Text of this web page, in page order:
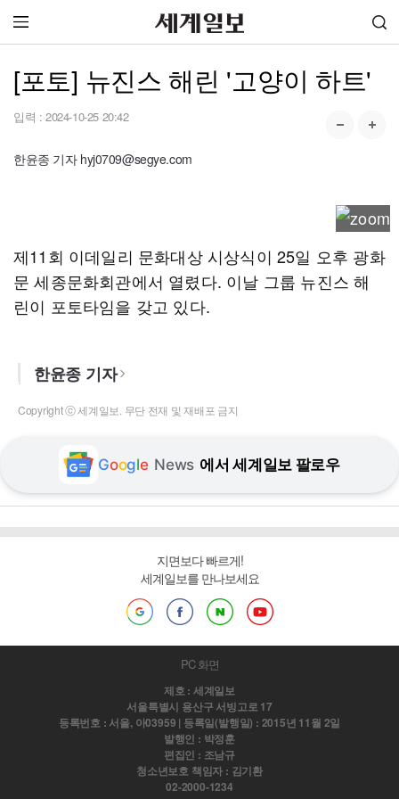
[포토] 뉴진스 해린 '고양이 하트'
입력 : 2024-10-25 20:42
한윤종 기자 hyj0709@segye.com
제11회 이데일리 문화대상 시상식이 25일 오후 광화
문 세종문화회관에서 열렸다. 이날 그룹 뉴진스 해
린이 포토타임을 갖고 있다.
한윤종 기자
Copyright ⓒ 세계일보. 무단 전재 및 재배포 금지
Google News 에서 세계일보 팔로우
지면보다 빠르게!
세계일보를 만나보세요
PC 화면
제호 : 세계일보
서울특별시 용산구 서빙고로 17
등록번호 : 서울, 아03959 | 등록일(발행일) : 2015년 11월 2일
발행인 : 박정훈
편집인 : 조남규
청소년보호 책임자 : 김기환
02-2000-1234